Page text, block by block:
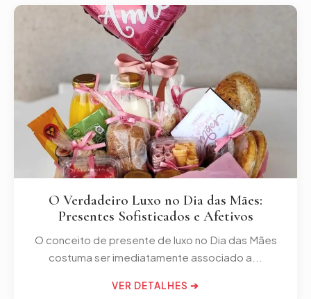
O Verdadeiro Luxo no Dia das Mães:
Presentes Sofisticados e Afetivos
O conceito de presente de luxo no Dia das Mães
costuma ser imediatamente associado a...
VER DETALHES ➔